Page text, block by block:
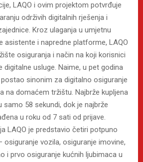
LAQO i ovim projektom potvrđuje
održivih digitalnih rješenja i
Kroz ulaganja u umjetnu
asistente i napredne platforme, LAQO
osiguranja i način na koji korisnici
digitalne usluge. Naime, u pet godina
sinonim za digitalno osiguranje
na domaćem tržištu. Najbrže kupljena
samo 58 sekundi, dok je najbrže
u roku od 7 sati od prijave.
LAQO je predstavio četiri potpuno
osiguranje vozila, osiguranje imovine,
i prvo osiguranje kućnih ljubimaca u